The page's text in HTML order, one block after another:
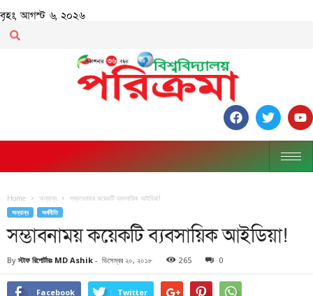
বৃহঃ, আগস্ট ৬, ২০২৬
Home অন্যান্য সম্ভাবনাময় কয়েকটি ব্যবসায়িক আইডিয়া!
অন্যান্য অর্থনীতি
সম্ভাবনাময় কয়েকটি ব্যবসায়িক আইডিয়া!
By স্টাফ রিপোর্টারঃ MD Ashik - ডিসেম্বর ২০, ২০১৮ 265 0
Facebook Twitter